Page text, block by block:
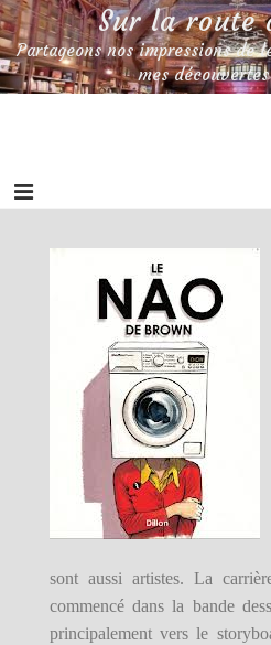
Skip
to
content
Sur la route
Partageons nos impressions de
mes
sont aussi artistes. La
commencé dans la bande
principalement vers le